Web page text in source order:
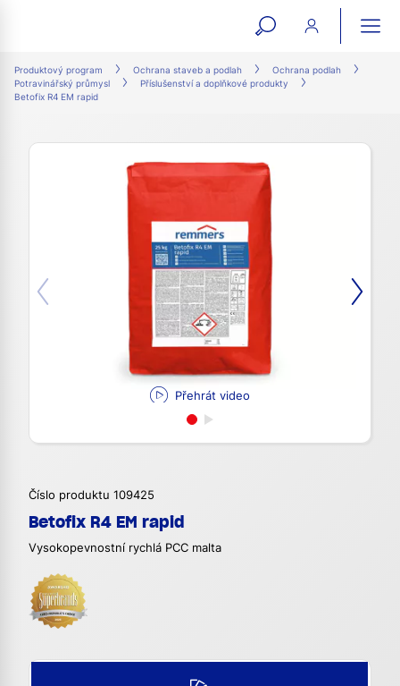
open
search
form
Produktový program Ochrana staveb a podlah
Ochrana podlah
Potravinářský průmysl
Příslušenství a doplňkové produkty
Betofix R4 EM rapid
Přehrát video
Číslo produktu 109425
Betofix R4 EM rapid
Vysokopevnostní rychlá PCC malta